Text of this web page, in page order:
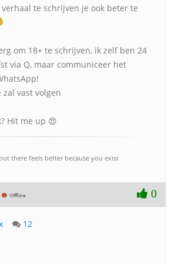
te schrijven je ook beter te
om 18+ te schrijven, ik zelf ben 24
via Q, maar communiceer het
vast volgen
Hit me up 😍
there feels better because you exist
0
12